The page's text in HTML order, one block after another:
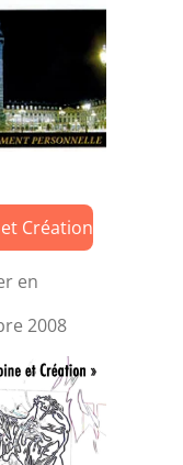
Création
en
2008